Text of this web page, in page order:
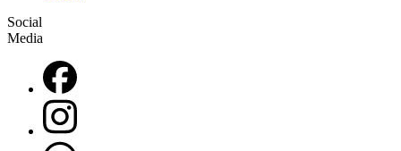
Social
Media